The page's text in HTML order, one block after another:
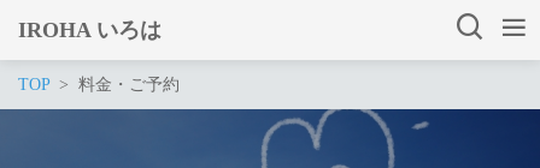
IROHA いろは
TOP 料金・ご予約